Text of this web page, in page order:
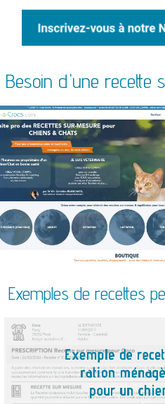
Besoin d'une recette
Exemples de recettes